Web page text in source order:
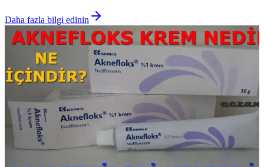
Daha fazla bilgi edinin